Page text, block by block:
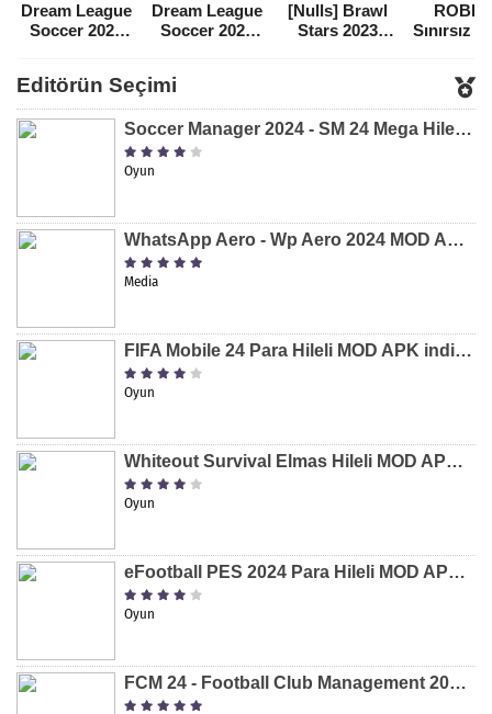
Dream League
Soccer 2021
[v8.31]
Dream League
Soccer 2022
[Nulls] Brawl
Stars 2023
Sınırsız
Editörün Seçimi
Soccer Manager 2024 - SM 24 Mega Hileli MOD APK indir [v3.0.0]
Oyun
WhatsApp Aero - Wp Aero 2024 MOD APK indir [v10.0.2]
Media
FIFA Mobile 24 Para Hileli MOD APK indir [v20.1.02]
Oyun
Whiteout Survival Elmas Hileli MOD APK indir [v1.13.1]
Oyun
eFootball PES 2024 Para Hileli MOD APK indir [v8.2.0]
Oyun
FCM 24 - Football Club Management 2024 Para Hileli MOD APK indir [v1.0.4]